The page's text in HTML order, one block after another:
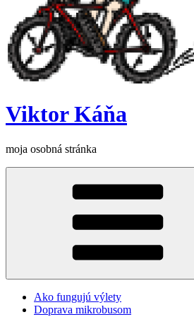
Viktor Káňa
moja osobná stránka
Ako fungujú výlety
Doprava mikrobusom